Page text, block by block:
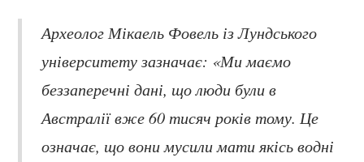
Археолог Мікаель Фовель із Лундського
університету зазначає: «Ми маємо
беззаперечні дані, що люди були в
Австралії вже 60 тисяч років тому. Це
означає, що вони мусили мати якісь водні